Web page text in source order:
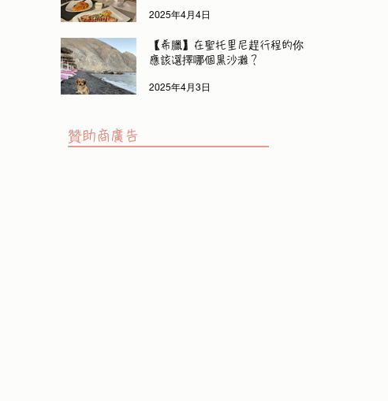
​贊助商廣告
2025年4月4日
【希臘】在聖托里尼趕行程的你｜
應該選擇哪個黑沙灘？
2025年4月3日